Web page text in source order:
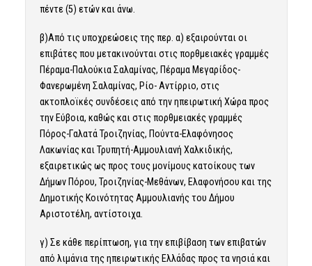
πέντε (5) ετών και άνω.
β)Από τις υποχρεώσεις της περ. α) εξαιρούνται οι
επιβάτες που μετακινούνται στις πορθμειακές γραμμές
Πέραμα-Παλούκια Σαλαμίνας, Πέραμα Μεγαρίδος-
Φανερωμένη Σαλαμίνας, Ρίο- Αντίρριο, στις
ακτοπλοϊκές συνδέσεις από την ηπειρωτική Χώρα προς
την Εύβοια, καθώς και στις πορθμειακές γραμμές
Πόρος-Γαλατά Τροιζηνίας, Πούντα-Ελαφόνησος
Λακωνίας και Τρυπητή-Αμμουλιανή Χαλκιδικής,
εξαιρετικώς ως προς τους μονίμους κατοίκους των
Δήμων Πόρου, Τροιζηνίας-Μεθάνων, Ελαφονήσου και της
Δημοτικής Κοινότητας Αμμουλιανής του Δήμου
Αριστοτέλη, αντίστοιχα.
γ) Σε κάθε περίπτωση, για την επιβίβαση των επιβατών
από λιμάνια της ηπειρωτικής Ελλάδας προς τα νησιά και